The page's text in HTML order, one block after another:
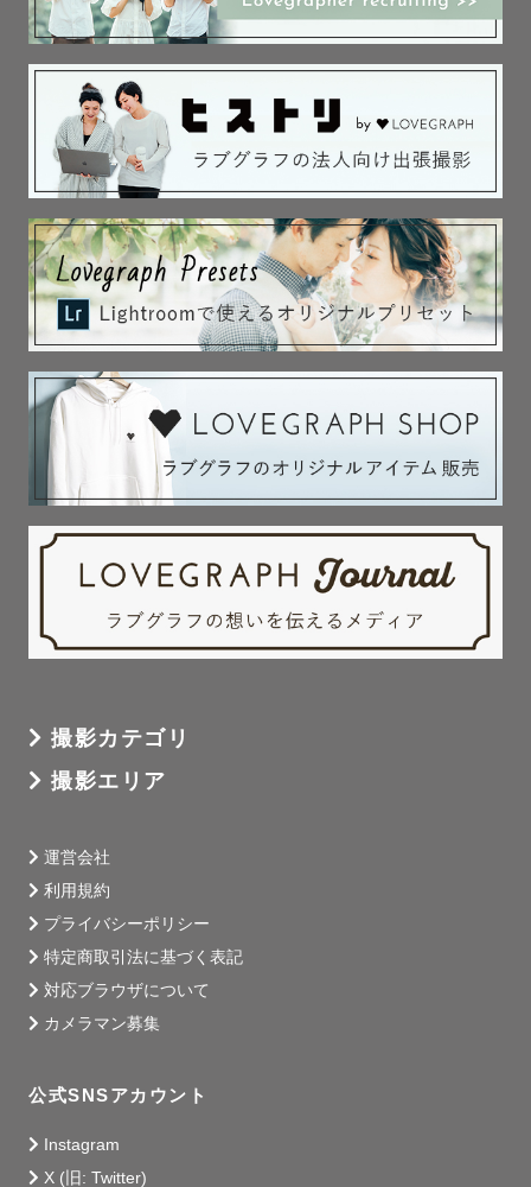
撮影カテゴリ
撮影エリア
運営会社
利用規約
プライバシーポリシー
特定商取引法に基づく表記
対応ブラウザについて
カメラマン募集
公式SNSアカウント
Instagram
X (旧: Twitter)